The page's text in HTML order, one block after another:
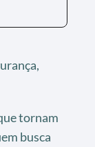
tornam
busca